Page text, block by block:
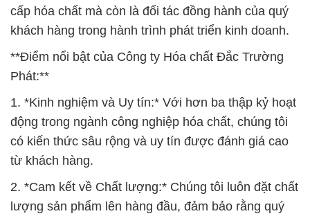
cấp hóa chất mà còn là đối tác đồng hành của quý
khách hàng trong hành trình phát triển kinh doanh.
**Điểm nổi bật của Công ty Hóa chất Đắc Trường
Phát:**
1. *Kinh nghiệm và Uy tín:* Với hơn ba thập kỷ hoạt
động trong ngành công nghiệp hóa chất, chúng tôi
có kiến thức sâu rộng và uy tín được đánh giá cao
từ khách hàng.
2. *Cam kết về Chất lượng:* Chúng tôi luôn đặt chất
lượng sản phẩm lên hàng đầu, đảm bảo rằng quý